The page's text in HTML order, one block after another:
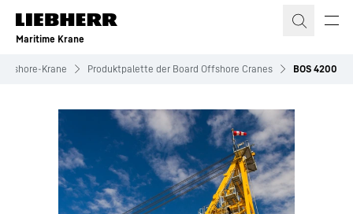
Zum Inhalt springen
Maritime Krane
Offshore-Krane Produktpalette der Board Offshore Cranes BOS 4200